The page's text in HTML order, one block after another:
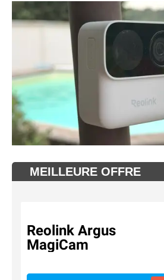
MEILLEURE OFFRE
Reolink Argus
MagiCam